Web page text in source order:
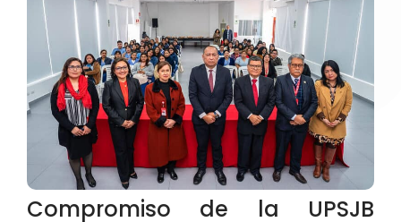
Compromiso de la UPSJB